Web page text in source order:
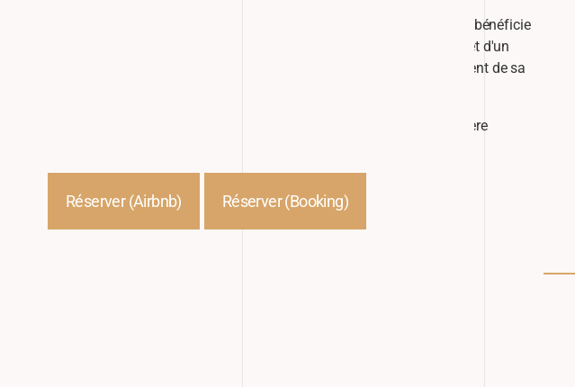
Cette suite, située coté terrasse, est très spacieuse et lumineuse. Elle bénéficie
d'une très grande salle de bain indépendante, de toilettes privatives et d'un
accès direct à la cuisine et au salon attenants, à disposition également de sa
Décorée avec dans tes tonalités bleu azur, elle dégage une atmosphère
Réserver (Airbnb) Réserver (Booking)